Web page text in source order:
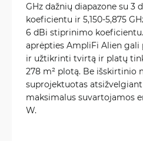
GHz dažnių diapazone su 3
koeficientu ir 5,150-5,875
6 dBi stiprinimo
aprėpties AmpliFi Alien gali
ir užtikrinti tvirtą ir platų
278 m² plotą. Be išskirtinio
suprojektuotas
maksimalus suvartojamos
W.